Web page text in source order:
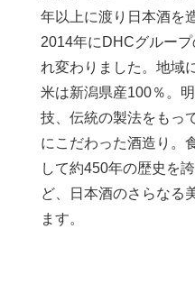
年以上に渡り日本酒を
2014年にDHCグルー
れ変わりました。地域
米は新潟県産100％。
技、伝統の製法をもっ
にこだわった酒造り。
して約450年の歴史を
ど、日本酒のさらなる
ます。